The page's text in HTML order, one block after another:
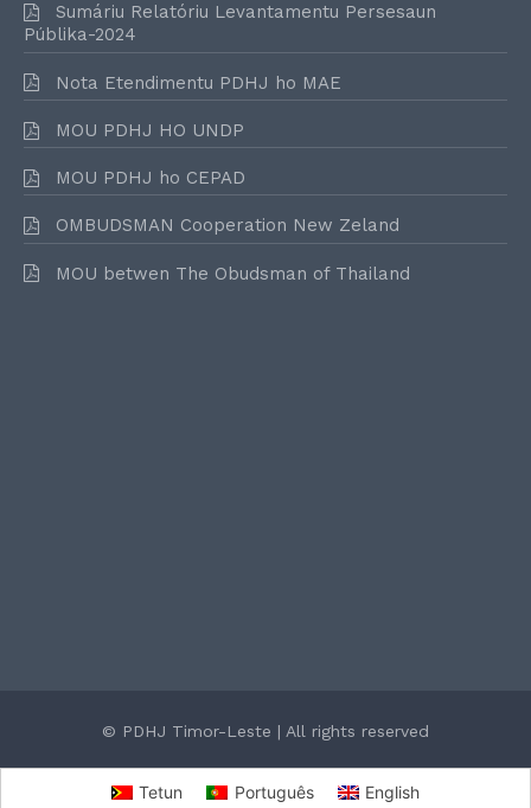
Sumáriu Relatóriu Levantamentu Persesaun
Públika-2024
Nota Etendimentu PDHJ ho MAE
MOU PDHJ HO UNDP
MOU PDHJ ho CEPAD
OMBUDSMAN Cooperation New Zeland
MOU betwen The Obudsman of Thailand
© PDHJ Timor-Leste | All rights reserved
Tetun Português English